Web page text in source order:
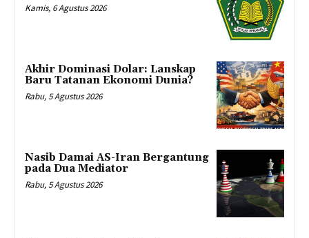
Kamis, 6 Agustus 2026
Akhir Dominasi Dolar: Lanskap
Baru Tatanan Ekonomi Dunia?
Rabu, 5 Agustus 2026
Nasib Damai AS-Iran Bergantung
pada Dua Mediator
Rabu, 5 Agustus 2026